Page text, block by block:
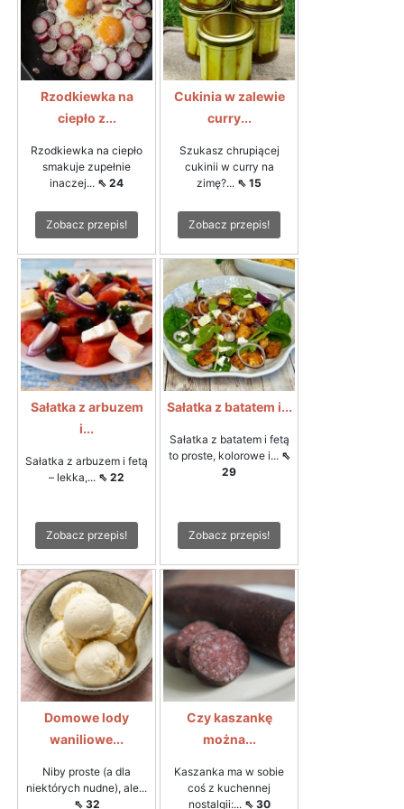
Rzodkiewka na
ciepło z...
Rzodkiewka na ciepło
smakuje zupełnie
inaczej... ⇖ 24
Zobacz przepis!
Cukinia w zalewie
curry...
Szukasz chrupiącej
cukinii w curry na
zimę?... ⇖ 15
Zobacz przepis!
Sałatka z arbuzem
i...
Sałatka z arbuzem i fetą
– lekka,... ⇖ 22
Zobacz przepis!
Sałatka z batatem i...
Sałatka z batatem i fetą
to proste, kolorowe i... ⇖
29
Zobacz przepis!
Domowe lody
waniliowe...
Niby proste (a dla
niektórych nudne), ale...
⇖ 32
Czy kaszankę
można...
Kaszanka ma w sobie
coś z kuchennej
nostalgii:... ⇖ 30